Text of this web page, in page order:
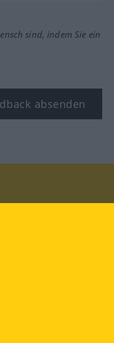
sind, indem Sie ein
absenden